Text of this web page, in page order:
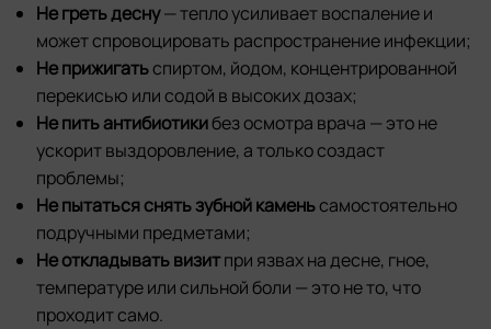
Не греть десну— тепло усиливает воспаление и
может спровоцировать распространение инфекции;
Не прижигатьспиртом, йодом, концентрированной
перекисью или содой в высоких дозах;
Не пить антибиотикибез осмотра врача — это не
ускорит выздоровление, а только создаст
проблемы;
Не пытаться снять зубной каменьсамостоятельно
подручными предметами;
Не откладывать визитпри язвах на десне, гное,
температуре или сильной боли — это не то, что
проходит само.